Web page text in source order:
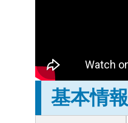
基本情報